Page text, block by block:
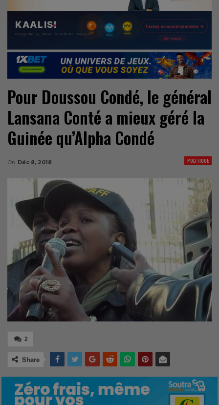
Pour Doussou Condé, le général
Lansana Conté a mieux géré la
Guinée qu’Alpha Condé
POLITIQUE
On Déc 8, 2018
2
Share